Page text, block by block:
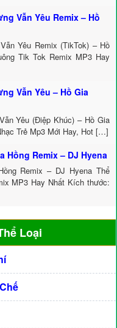
Vẫn Yêu Remix – Hồ
Yêu Remix (TikTok) – Hồ
Tik Tok Remix MP3 Hay
Vẫn Yêu – Hồ Gia
Yêu (Điệp Khúc) – Hồ Gia
Trẻ Mp3 Mới Hay, Hot […]
Hồng Remix – DJ Hyena
Remix – DJ Hyena Thể
MP3 Hay Nhất Kích thước:
Loại